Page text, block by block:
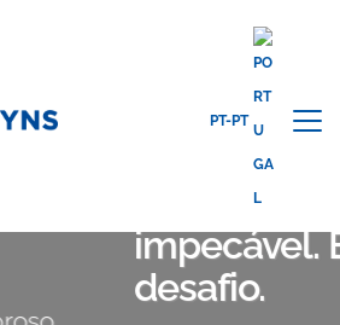
PT-PT
é o nosso